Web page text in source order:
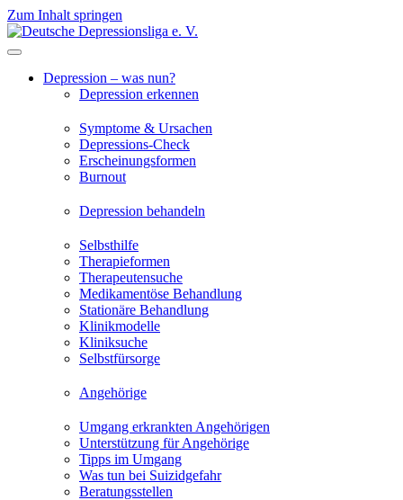
Zum Inhalt springen
Depression – was nun?
Depression erkennen
Symptome & Ursachen
Depressions-Check
Erscheinungsformen
Burnout
Depression behandeln
Selbsthilfe
Therapieformen
Therapeutensuche
Medikamentöse Behandlung
Stationäre Behandlung
Klinikmodelle
Kliniksuche
Selbstfürsorge
Angehörige
Umgang erkrankten Angehörigen
Unterstützung für Angehörige
Tipps im Umgang
Was tun bei Suizidgefahr
Beratungsstellen